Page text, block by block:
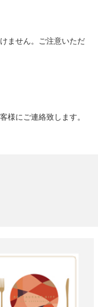
ません。ご注意いただ
様にご連絡致します。